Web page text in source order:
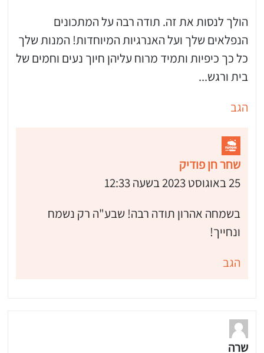
הולך לנסות את זה. תודה רבה על המתכונים
הנפלאים שלך ועל האנרגיות המיוחדות! המנות שלך
כל כך כיפיות ותמיד מרוח עליהן חיוך נעים וחמים של
בית ורגש...
הגב
שחר חן פודיק
25 באוגוסט 2023 בשעה 12:33
בשמחה אהרון תודה רבה! שבע"ה רק נשמח
ונחייך!
הגב
שרה